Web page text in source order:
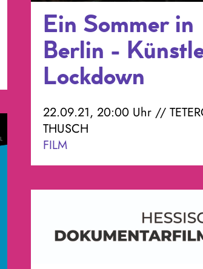
Ein Sommer in
Berlin -
Lockdown
22.09.21, 20:00 Uhr //
THUSCH
FILM